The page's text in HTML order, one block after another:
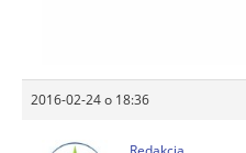
2016-02-24 o 18:36